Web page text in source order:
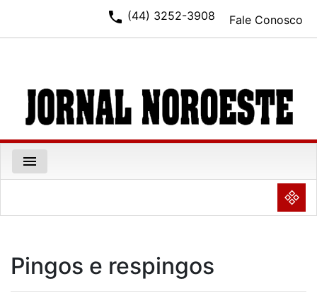
Fale Conosco
phone (44) 3252-3908
menu
NULL
Pingos e respingos